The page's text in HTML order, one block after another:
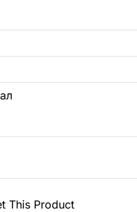
This Product